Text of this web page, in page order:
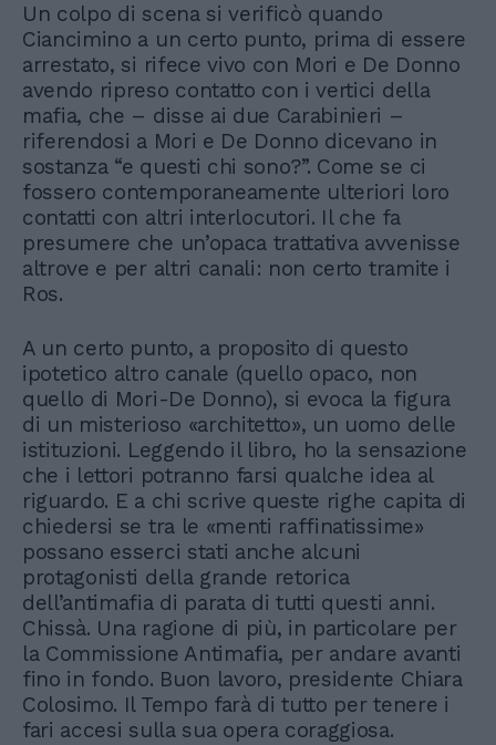
Un colpo di scena si verificò quando
Ciancimino a un certo punto, prima di essere
arrestato, si rifece vivo con Mori e De Donno
avendo ripreso contatto con i vertici della
mafia, che – disse ai due Carabinieri –
riferendosi a Mori e De Donno dicevano in
sostanza “e questi chi sono?”. Come se ci
fossero contemporaneamente ulteriori loro
contatti con altri interlocutori. Il che fa
presumere che un’opaca trattativa avvenisse
altrove e per altri canali: non certo tramite i
Ros.
A un certo punto, a proposito di questo
ipotetico altro canale (quello opaco, non
quello di Mori-De Donno), si evoca la figura
di un misterioso «architetto», un uomo delle
istituzioni. Leggendo il libro, ho la sensazione
che i lettori potranno farsi qualche idea al
riguardo. E a chi scrive queste righe capita di
chiedersi se tra le «menti raffinatissime»
possano esserci stati anche alcuni
protagonisti della grande retorica
dell’antimafia di parata di tutti questi anni.
Chissà. Una ragione di più, in particolare per
la Commissione Antimafia, per andare avanti
fino in fondo. Buon lavoro, presidente Chiara
Colosimo. Il Tempo farà di tutto per tenere i
fari accesi sulla sua opera coraggiosa.